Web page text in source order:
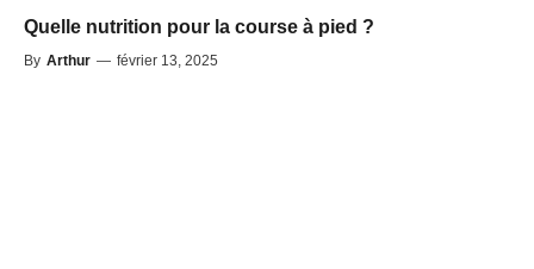
Quelle nutrition pour la course à pied ?
By Arthur — février 13, 2025